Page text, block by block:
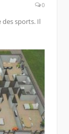
0
des sports. Il